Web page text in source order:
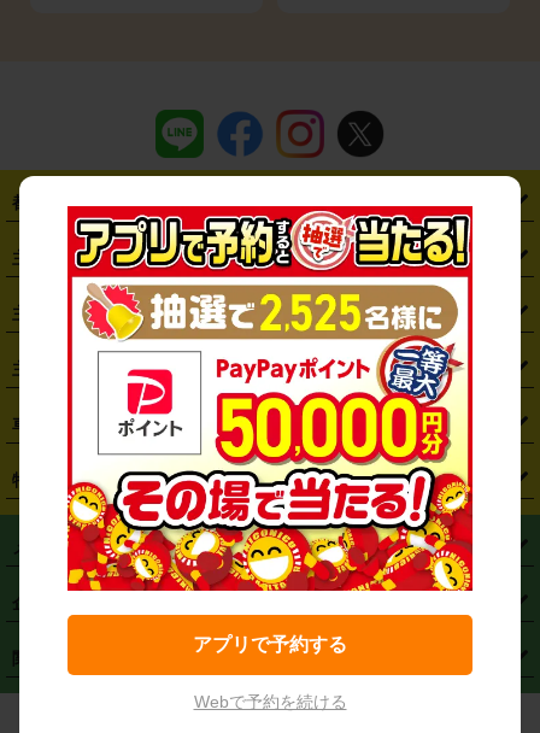
都道府県から探す
・ 北海道 ・青森県 ・岩手県 ・宮城県 ・秋田県 ・山形県
・東京都 ・神奈川県 ・埼玉県 ・千葉県 ・
・ 栃木県 ・群馬県 ・山梨県 ・愛知県 ・静岡県 ・岐阜県
・ 新潟県 富山県 ・石川県 ・福井県 ・大阪府
京都府 滋賀県 ・和歌山県 ・ 奈良県 ・三重県
・島根県 ・岡山県 ・広島県 ・山口県 ・徳島県
香川県 ・愛媛県 ・高知県 ・福岡県 ・佐賀県 ・長崎県
熊本県 ・大分県 ・宮崎県 ・鹿児島県 ・沖縄県
主要駅から探す
・ 札幌駅 ・仙台駅 ・新宿駅 ・池袋駅 ・渋谷駅 東京駅
・川崎駅 ・大宮駅 ・西船橋駅 ・柏駅 ・名古屋駅
・ 難波駅 三宮駅 ・京都駅 ・ 広島駅 ・博多駅
・ 那覇空港駅
主要空港から探す
・ 新千歳空港 仙台空港
・ 羽田空港
・ 中部国際空港セントレア 関西国際空港
・ 大阪国際空港（伊丹空港） ・神戸空港
・ 岡山空港 ・徳島空港
・ 福岡空港 ・鹿児島空港
・
主要都市から探す
・仙台市
・さいたま市
・ 横浜市 ・川崎市
相模原市 ・新潟市
静岡市 ・浜松市
・ 名古屋市 ・京都市
・ 堺市
・ ・岡山市
車種から探す
・コンパクトカー ・ステーションワゴン・セダン
ミニバン・ワンボックス ・ 高級ミニバン・ワンボックス
・ 軽トラック・商用バン
トラック・バン (タウンエースバン、ライトエースバン等)
(ハイエースバン・キャラバン等)
特徴から探す
ハイブリッド ・宅配レンタカー ・ETCカードレンタル
・ 長期レンタル ・ 深夜時間帯レンタル ・免責補償プラス
・
国際運転免許証 ・営業時間外返却サービス
メニュー
トップページ ・はじめての方へ ・ご利用案内
予約から返却まで
・店舗を探す
企業情報
ニュース ・フランチャイズ募集
関連サービス
カーリースなら「定額ニコノリパック」
アプリで予約する
Webで予約を続ける